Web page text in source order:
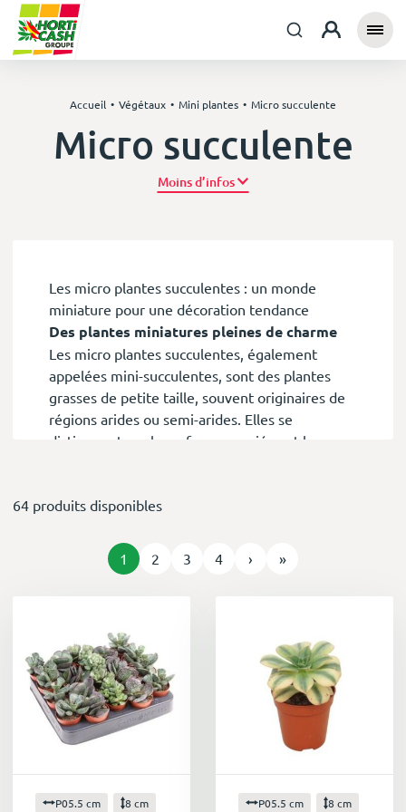
Accueil Végétaux Mini plantes Micro succulente
Micro succulente
Plus d’infos
Les micro plantes succulentes : un monde
miniature pour une décoration tendance
Des plantes miniatures pleines de charme
Les micro plantes succulentes, également
appelées mini-succulentes, sont des plantes
grasses de petite taille, souvent originaires de
régions arides ou semi-arides. Elles se
distinguent par leurs formes variées et leurs
bleu.
Parfaites pour apporter une touche de verdure
à votre intérieur, les micro plantes succulentes
étagère, une table basse ou même suspendues
dans des terrariums.
Des plantes faciles à vivre
Les micro plantes succulentes sont connues
pour leur résistance et leur facilité d'entretien.
Elles ne nécessitent que peu d'arrosage et
plus, elles sont peu sensibles aux maladies et
64 produits disponibles
1 2 3 4 › »
P05.5 cm 8 cm P05.5 cm 8 cm